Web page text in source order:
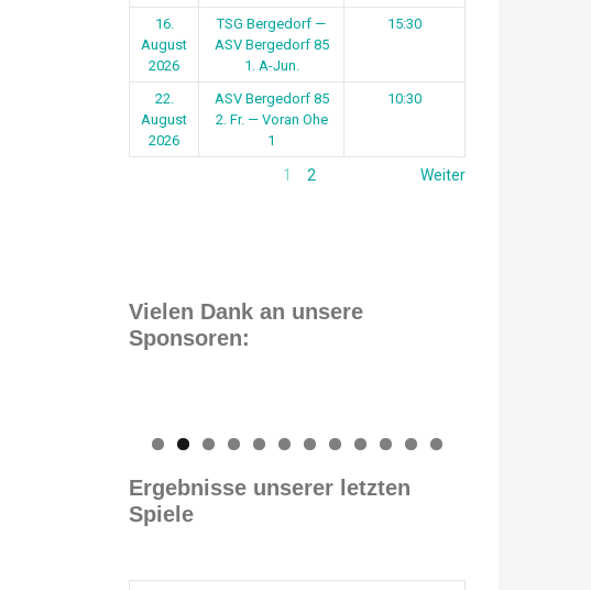
16.
August
2026
TSG Bergedorf —
ASV Bergedorf 85
1. A-Jun.
15:30
22.
August
2026
ASV Bergedorf 85
2. Fr. — Voran Ohe
1
10:30
1 2 Weiter
Vielen Dank an unsere
Sponsoren:
0 1 2
Ergebnisse unserer letzten
Spiele